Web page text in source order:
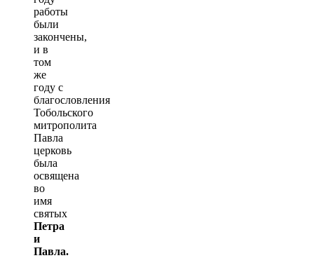
работы
были
закончены,
и в
том
же
году с
благословления
Тобольского
митрополита
Павла
церковь
была
освящена
во
имя
святых
Петра
и
Павла.